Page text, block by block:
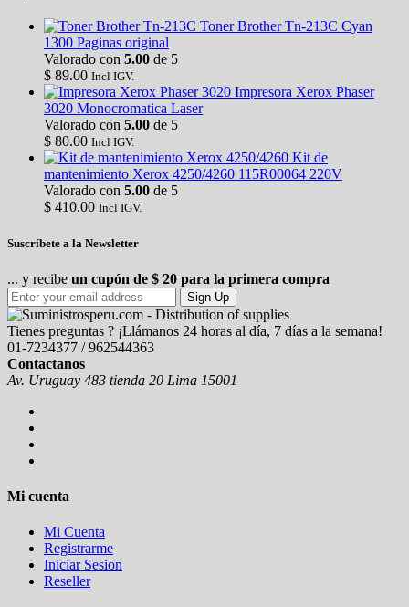
Toner Brother Tn-213C Cyan
1300 Paginas original
Valorado con 5.00 de 5
$ 89.00 Incl IGV.
Impresora Xerox Phaser
3020 Monocromatica Laser
Valorado con 5.00 de 5
$ 80.00 Incl IGV.
Kit de
mantenimiento Xerox 4250/4260 115R00064 220V
Valorado con 5.00 de 5
$ 410.00 Incl IGV.
Suscríbete a la Newsletter
... y recibe un cupón de $ 20 para la primera compra
Sign Up
Tienes preguntas ? ¡Llámanos 24 horas al día, 7 días a la semana!
01-7234377 / 962544363
Contactanos
Av. Uruguay 483 tienda 20 Lima 15001
Mi cuenta
Mi Cuenta
Registrarme
Iniciar Sesion
Reseller